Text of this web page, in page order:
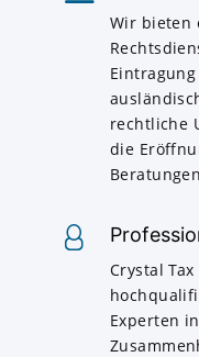
Wir bieten
rechtliche
die
Crystal
Experten